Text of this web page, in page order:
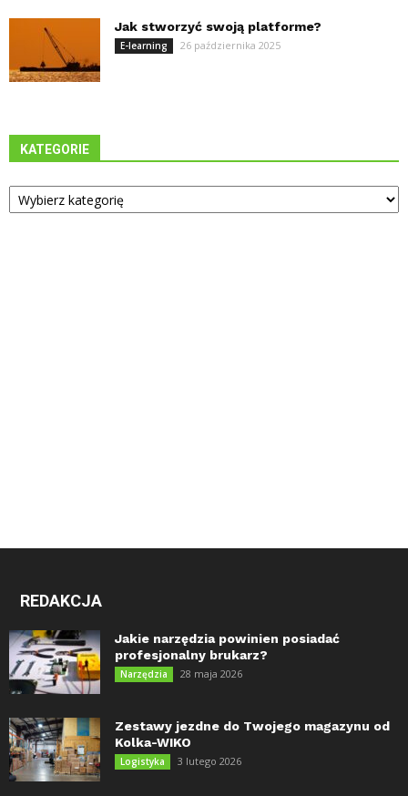
Jak stworzyć swoją platforme?
E-learning 26 października 2025
KATEGORIE
Kategorie
REDAKCJA
Jakie narzędzia powinien posiadać
profesjonalny brukarz?
Narzędzia 28 maja 2026
Zestawy jezdne do Twojego magazynu od
Kolka-WIKO
Logistyka 3 lutego 2026